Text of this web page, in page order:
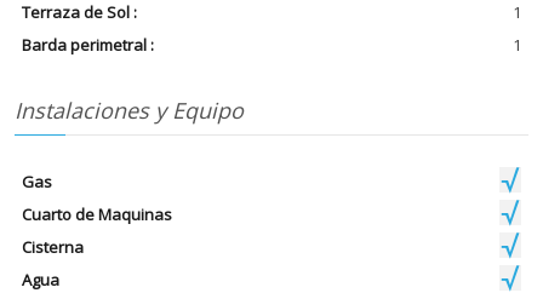
Terraza de Sol :
1
Barda perimetral :
1
Instalaciones y Equipo
Gas
Cuarto de Maquinas
Cisterna
Agua